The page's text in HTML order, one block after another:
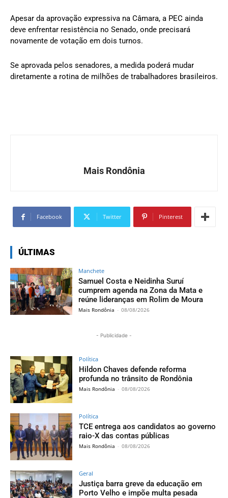
Apesar da aprovação expressiva na Câmara, a PEC ainda
deve enfrentar resistência no Senado, onde precisará
novamente de votação em dois turnos.
Se aprovada pelos senadores, a medida poderá mudar
diretamente a rotina de milhões de trabalhadores brasileiros.
Mais Rondônia
Facebook Twitter Pinterest
ÚLTIMAS
Manchete
Samuel Costa e Neidinha Suruí
cumprem agenda na Zona da Mata e
reúne lideranças em Rolim de Moura
Mais Rondônia - 08/08/2026
- Publicidade -
Política
Hildon Chaves defende reforma
profunda no trânsito de Rondônia
Mais Rondônia - 08/08/2026
Política
TCE entrega aos candidatos ao governo
raio-X das contas públicas
Mais Rondônia - 08/08/2026
Geral
Justiça barra greve da educação em
Porto Velho e impõe multa pesada